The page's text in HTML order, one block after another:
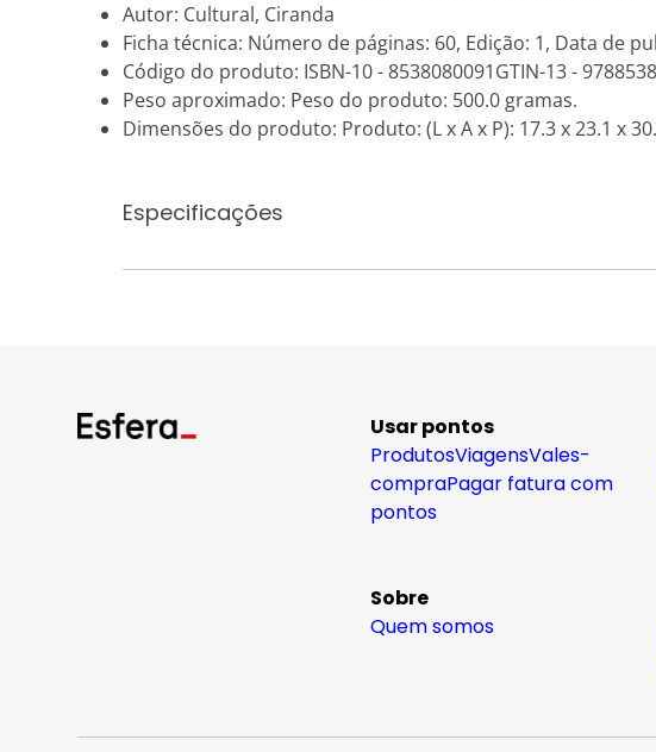
Autor: Cultural, Ciranda
Ficha técnica: Número de páginas: 60, Edição: 1, Data de
Código do produto: ISBN-10 - 8538080091GTIN-13 -
Peso aproximado: Peso do produto: 500.0 gramas.
Dimensões do produto: Produto: (L x A x P): 17.3 x 23.1 x
Especificações
Usar pontos
ProdutosViagensVales-
compraPagar fatura com
pontos
Sobre
Quem somos